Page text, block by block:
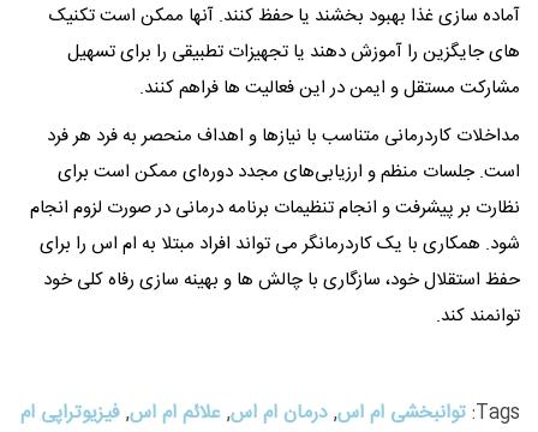
آماده سازی غذا بهبود بخشند یا حفظ کنند. آنها ممکن است تکنیک
های جایگزین را آموزش دهند یا تجهیزات تطبیقی را برای تسهیل
مشارکت مستقل و ایمن در این فعالیت ها فراهم کنند.
مداخلات کاردرمانی متناسب با نیازها و اهداف منحصر به فرد هر فرد
است. جلسات منظم و ارزیابی‌های مجدد دوره‌ای ممکن است برای
نظارت بر پیشرفت و انجام تنظیمات برنامه درمانی در صورت لزوم انجام
شود. همکاری با یک کاردرمانگر می تواند افراد مبتلا به ام اس را برای
حفظ استقلال خود، سازگاری با چالش ها و بهینه سازی رفاه کلی خود
توانمند کند.
Tags: توانبخشی ام اس,درمان ام اس,علائم ام اس,فیزیوتراپی ام